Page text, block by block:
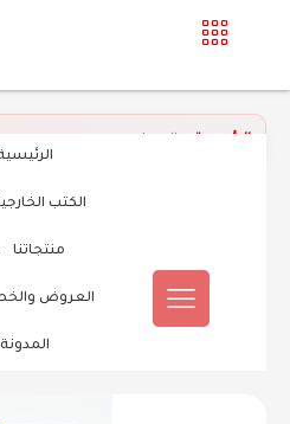
الكتب
منتجاتنا
العروض
المدونة